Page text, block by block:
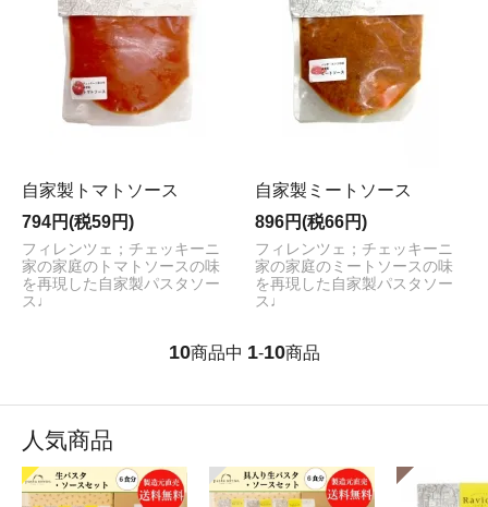
自家製トマトソース
794円(税59円)
フィレンツェ；チェッキーニ
家の家庭のトマトソースの味
を再現した自家製パスタソー
ス♩
自家製ミートソース
896円(税66円)
フィレンツェ；チェッキーニ
家の家庭のミートソースの味
を再現した自家製パスタソー
ス♩
10商品中 1-10商品
人気商品